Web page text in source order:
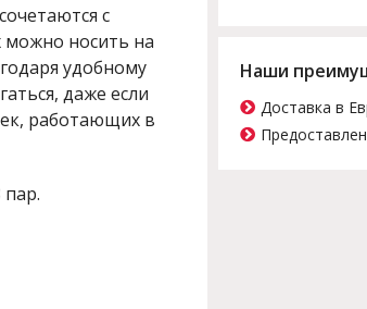
с
носить на
удобному
даже если
работающих в
пар.
Наши
Доставка в